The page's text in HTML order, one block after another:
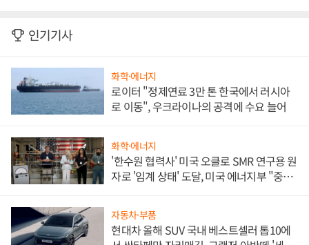
인기기사
화학·에너지
로이터 "정제연료 3만 톤 한국에서 러시아
로 이동", 우크라이나의 공격에 수요 늘어
화학·에너지
'한수원 협력사' 미국 오클로 SMR 연구용 원
자로 '임계 상태' 도달, 미국 에너지부 "중요
자동차·부품
현대차 올해 SUV 국내 베스트셀러 톱10에